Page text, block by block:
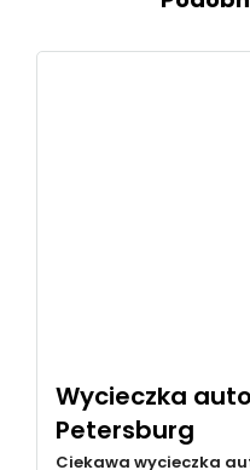
Wycieczka
Petersburg
Ciekawa wycieczka